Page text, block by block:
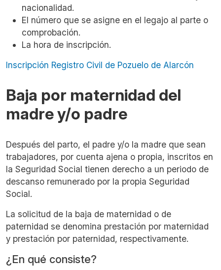
nacionalidad.
El número que se asigne en el legajo al parte o
comprobación.
La hora de inscripción.
Inscripción Registro Civil de Pozuelo de Alarcón
Baja por maternidad del
madre y/o padre
Después del parto, el padre y/o la madre que sean
trabajadores, por cuenta ajena o propia, inscritos en
la Seguridad Social tienen derecho a un periodo de
descanso remunerado por la propia Seguridad
Social.
La solicitud de la baja de maternidad o de
paternidad se denomina prestación por maternidad
y prestación por paternidad, respectivamente.
¿En qué consiste?